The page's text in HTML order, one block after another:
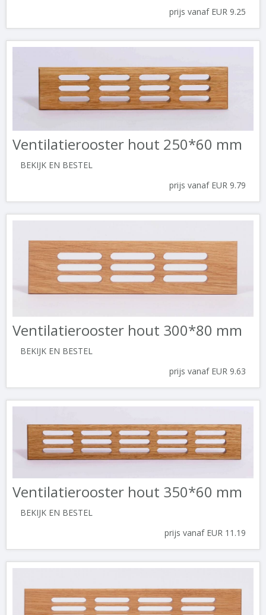
prijs vanaf EUR 9.25
Ventilatierooster hout 250*60 mm
BEKIJK EN BESTEL
prijs vanaf EUR 9.79
Ventilatierooster hout 300*80 mm
BEKIJK EN BESTEL
prijs vanaf EUR 9.63
Ventilatierooster hout 350*60 mm
BEKIJK EN BESTEL
prijs vanaf EUR 11.19